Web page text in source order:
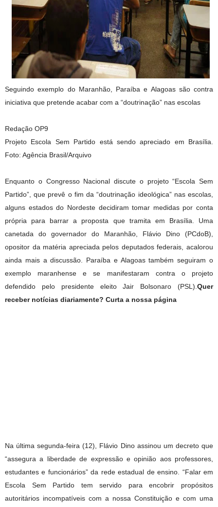
Seguindo exemplo do Maranhão, Paraíba e Alagoas são contra
iniciativa que pretende acabar com a “doutrinação” nas escolas
Redação OP9
Projeto Escola Sem Partido está sendo apreciado em Brasília.
Foto: Agência Brasil/Arquivo
Enquanto o Congresso Nacional discute o projeto “Escola Sem
Partido”, que prevê o fim da “doutrinação ideológica” nas escolas,
alguns estados do Nordeste decidiram tomar medidas por conta
própria para barrar a proposta que tramita em Brasília. Uma
canetada do governador do Maranhão, Flávio Dino (PCdoB),
opositor da matéria apreciada pelos deputados federais, acalorou
ainda mais a discussão. Paraíba e Alagoas também seguiram o
exemplo maranhense e se manifestaram contra o projeto
defendido pelo presidente eleito Jair Bolsonaro (PSL). Quer
receber notícias diariamente? Curta a nossa página
Na última segunda-feira (12), Flávio Dino assinou um decreto que
“assegura a liberdade de expressão e opinião aos professores,
estudantes e funcionários” da rede estadual de ensino. “Falar em
Escola Sem Partido tem servido para encobrir propósitos
autoritários incompatíveis com a nossa Constituição e com uma